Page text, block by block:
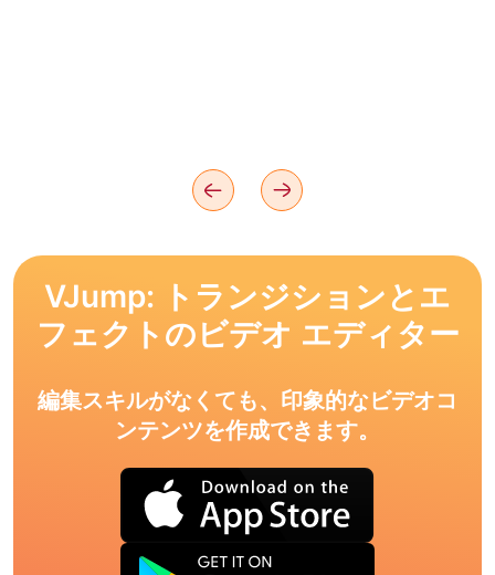
VJump: トランジションとエ
フェクトのビデオ エディター
編集スキルがなくても、印象的なビデオコ
ンテンツを作成できます。